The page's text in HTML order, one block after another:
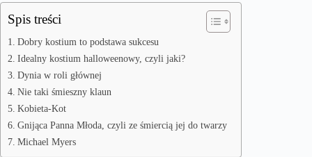
Spis treści
Dobry kostium to podstawa sukcesu
Idealny kostium halloweenowy, czyli jaki?
Dynia w roli głównej
Nie taki śmieszny klaun
Kobieta-Kot
Gnijąca Panna Młoda, czyli ze śmiercią jej do twarzy
Michael Myers